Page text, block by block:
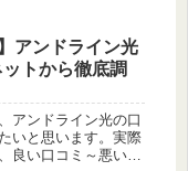
込みたい方は是非読
ね。
アンドライン光
トから徹底調
アンドライン光の口
いと思います。実際
良い口コミ～悪い評